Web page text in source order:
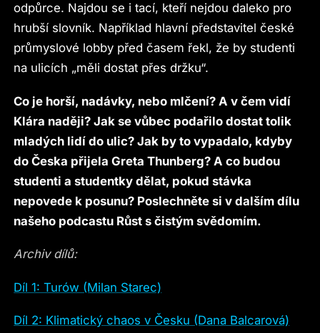
odpůrce. Najdou se i tací, kteří nejdou daleko pro
hrubší slovník. Například hlavní představitel české
průmyslové lobby před časem řekl, že by studenti
na ulicích „měli dostat přes držku“.
Co je horší, nadávky, nebo mlčení? A v čem vidí
Klára naději? Jak se vůbec podařilo dostat tolik
mladých lidí do ulic? Jak by to vypadalo, kdyby
do Česka přijela Greta Thunberg? A co budou
studenti a studentky dělat, pokud stávka
nepovede k posunu? Poslechněte si v dalším dílu
našeho podcastu Růst s čistým svědomím.
Archiv dílů:
Díl 1: Turów (Milan Starec)
Díl 2: Klimatický chaos v Česku (Dana Balcarová)